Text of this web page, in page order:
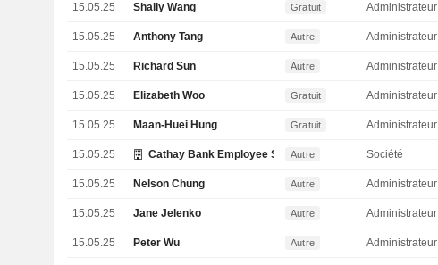
15.05.25 Shally Wang Gratuit Administrateur
15.05.25 Anthony Tang Autre Administrateur
15.05.25 Richard Sun Autre Administrateur
15.05.25 Elizabeth Woo Gratuit Administrateur
15.05.25 Maan-Huei Hung Gratuit Administrateur
15.05.25 Cathay Bank Employee Stock Ownership Plan
Autre Société
15.05.25 Nelson Chung Autre Administrateur
15.05.25 Jane Jelenko Autre Administrateur
15.05.25 Peter Wu Autre Administrateur